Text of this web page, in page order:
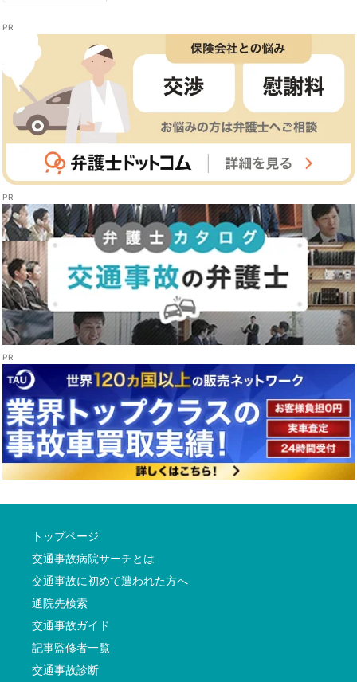
トップページ
交通事故病院サーチとは
交通事故に初めて遭われた方へ
通院先検索
交通事故ガイド
記事監修者一覧
交通事故診断